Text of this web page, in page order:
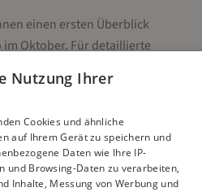
einen ersten Überblick
im Oktober. Für detaillierte
Reisetipps besuchen Sie
Reisezeit Borneo
Nutzung Ihrer
Cookies und ähnliche
auf Ihrem Gerät zu speichern und
Daten wie Ihre IP-
und Browsing-Daten zu verarbeiten,
Inhalte, Messung von Werbung und